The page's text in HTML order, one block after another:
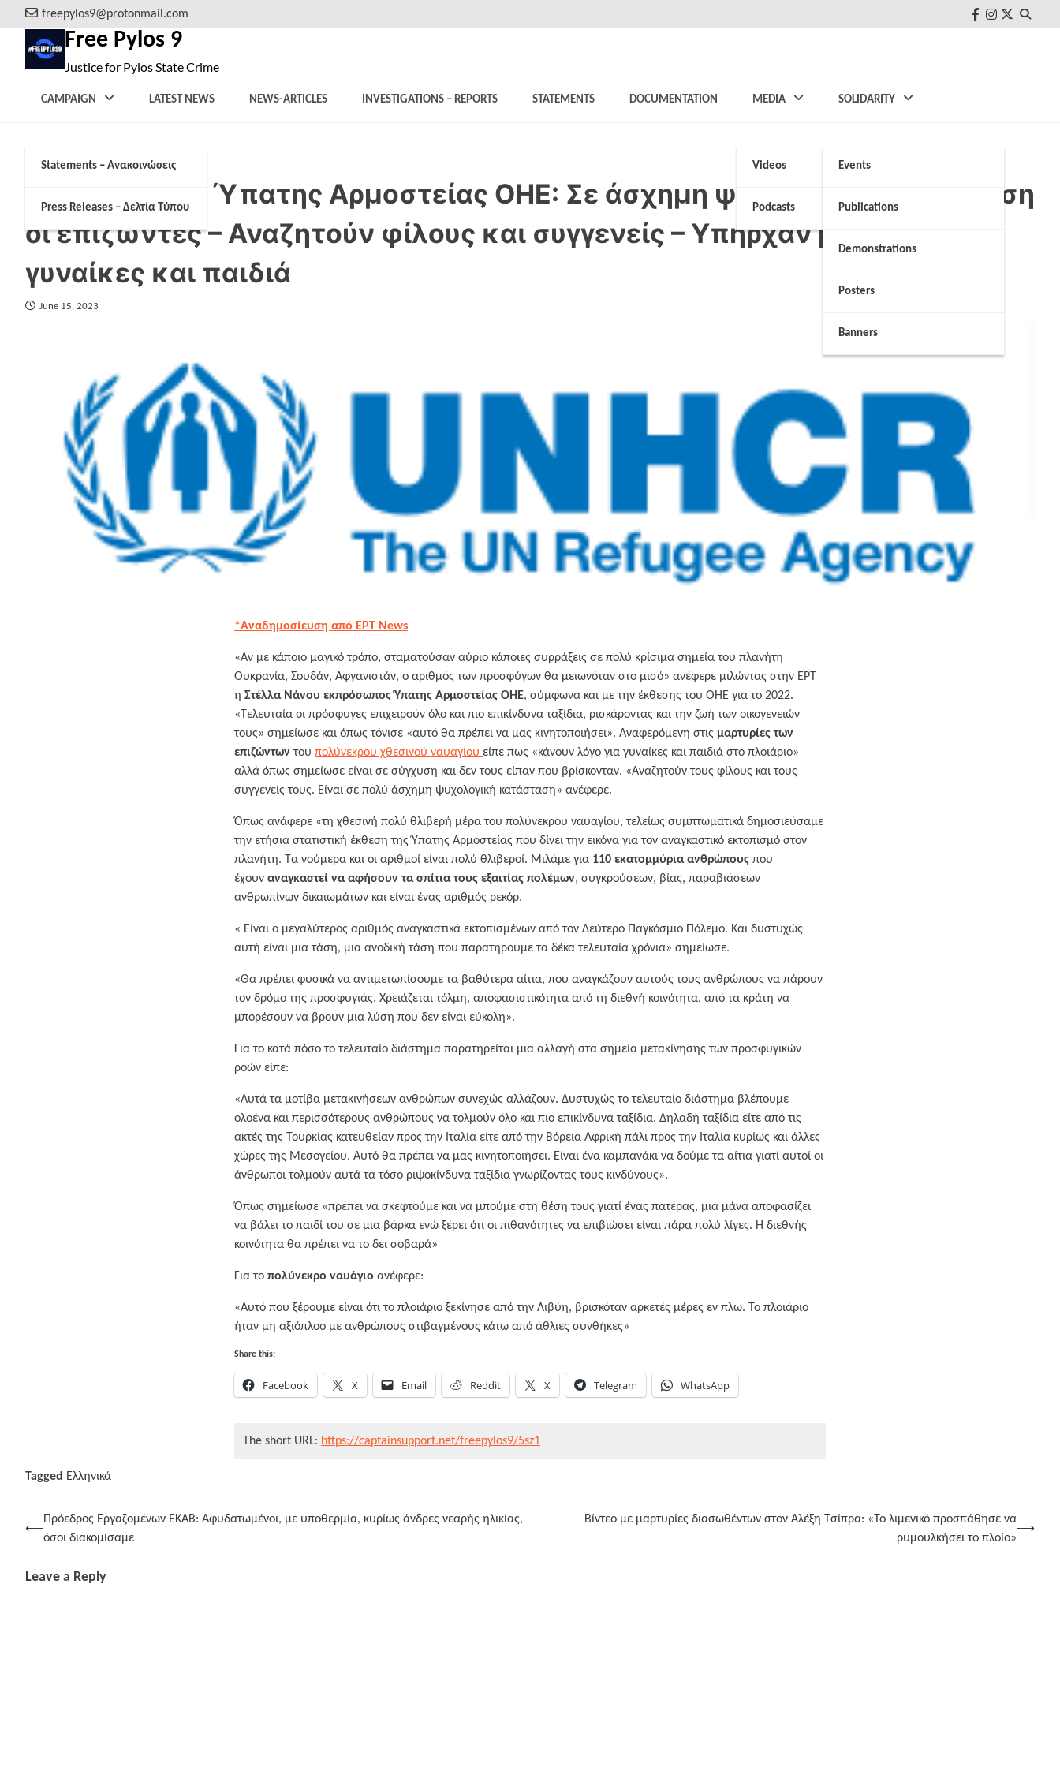
to
content
freepylos9@protonmail.com
FB Instagram
Twitter
Free Pylos 9
Justice for Pylos State Crime
CAMPAIGN
Statements – Ανακοινώσεις
Press Releases – Δελτία Τύπου
LATEST NEWS NEWS-ARTICLES INVESTIGATIONS – REPORTS STATEMENTS DOCUMENTATION MEDIA
Videos
Podcasts
SOLIDARITY
Events
Publications
Demonstrations
Posters
Banners
Εκπρόσωπος Ύπατης Αρμοστείας ΟΗΕ: Σε άσχημη ψυχολογική κατάσταση
οι επιζώντες – Αναζητούν φίλους και συγγενείς – Υπήρχαν μαζί τους
γυναίκες και παιδιά
June 15, 2023
*Αναδημοσίευση από ΕΡΤ News
«Αν με κάποιο μαγικό τρόπο, σταματούσαν αύριο κάποιες συρράξεις σε πολύ κρίσιμα σημεία του πλανήτη
Ουκρανία, Σουδάν, Αφγανιστάν, ο αριθμός των προσφύγων θα μειωνόταν στο μισό» ανέφερε μιλώντας στην ΕΡΤ
η Στέλλα Νάνου εκπρόσωπος Ύπατης Αρμοστείας ΟΗΕ, σύμφωνα και με την έκθεσης του ΟΗΕ για το 2022.
«Τελευταία οι πρόσφυγες επιχειρούν όλο και πιο επικίνδυνα ταξίδια, ρισκάροντας και την ζωή των οικογενειών
τους» σημείωσε και όπως τόνισε «αυτό θα πρέπει να μας κινητοποιήσει». Αναφερόμενη στις μαρτυρίες των
επιζώντωντου πολύνεκρου χθεσινού ναυαγίου είπε πως «κάνουν λόγο για γυναίκες και παιδιά στο πλοιάριο»
αλλά όπως σημείωσε είναι σε σύγχυση και δεν τους είπαν που βρίσκονταν. «Αναζητούν τους φίλους και τους
συγγενείς τους. Είναι σε πολύ άσχημη ψυχολογική κατάσταση» ανέφερε.
Όπως ανάφερε «τη χθεσινή πολύ θλιβερή μέρα του πολύνεκρου ναυαγίου, τελείως συμπτωματικά δημοσιεύσαμε
την ετήσια στατιστική έκθεση της Ύπατης Αρμοστείας που δίνει την εικόνα για τον αναγκαστικό εκτοπισμό στον
πλανήτη. Τα νούμερα και οι αριθμοί είναι πολύ θλιβεροί. Μιλάμε για 110 εκατομμύρια ανθρώπους που
έχουν αναγκαστεί να αφήσουν τα σπίτια τους εξαιτίας πολέμων, συγκρούσεων, βίας, παραβιάσεων
ανθρωπίνων δικαιωμάτων και είναι ένας αριθμός ρεκόρ.
« Είναι ο μεγαλύτερος αριθμός αναγκαστικά εκτοπισμένων από τον Δεύτερο Παγκόσμιο Πόλεμο. Και δυστυχώς
αυτή είναι μια τάση, μια ανοδική τάση που παρατηρούμε τα δέκα τελευταία χρόνια» σημείωσε.
«Θα πρέπει φυσικά να αντιμετωπίσουμε τα βαθύτερα αίτια, που αναγκάζουν αυτούς τους ανθρώπους να πάρουν
τον δρόμο της προσφυγιάς. Χρειάζεται τόλμη, αποφασιστικότητα από τη διεθνή κοινότητα, από τα κράτη να
μπορέσουν να βρουν μια λύση που δεν είναι εύκολη».
Για το κατά πόσο το τελευταίο διάστημα παρατηρείται μια αλλαγή στα σημεία μετακίνησης των προσφυγικών
ροών είπε:
«Αυτά τα μοτίβα μετακινήσεων ανθρώπων συνεχώς αλλάζουν. Δυστυχώς το τελευταίο διάστημα βλέπουμε
ολοένα και περισσότερους ανθρώπους να τολμούν όλο και πιο επικίνδυνα ταξίδια. Δηλαδή ταξίδια είτε από τις
ακτές της Τουρκίας κατευθείαν προς την Ιταλία είτε από την Βόρεια Αφρική πάλι προς την Ιταλία κυρίως και άλλες
χώρες της Μεσογείου. Αυτό θα πρέπει να μας κινητοποιήσει. Είναι ένα καμπανάκι να δούμε τα αίτια γιατί αυτοί οι
άνθρωποι τολμούν αυτά τα τόσο ριψοκίνδυνα ταξίδια γνωρίζοντας τους κινδύνους».
Όπως σημείωσε «πρέπει να σκεφτούμε και να μπούμε στη θέση τους γιατί ένας πατέρας, μια μάνα αποφασίζει
να βάλει το παιδί του σε μια βάρκα ενώ ξέρει ότι οι πιθανότητες να επιβιώσει είναι πάρα πολύ λίγες. Η διεθνής
κοινότητα θα πρέπει να το δει σοβαρά»
Για το πολύνεκρο ναυάγιο ανέφερε:
«Αυτό που ξέρουμε είναι ότι το πλοιάριο ξεκίνησε από την Λιβύη, βρισκόταν αρκετές μέρες εν πλω. Το πλοιάριο
ήταν μη αξιόπλοο με ανθρώπους στιβαγμένους κάτω από άθλιες συνθήκες»
Share this:
Facebook X Email Reddit X Telegram WhatsApp
The short URL: https://captainsupport.net/freepylos9/5sz1
Tagged Ελληνικά
Post
navigation
⟵
Πρόεδρος Εργαζομένων ΕΚΑΒ: Αφυδατωμένοι, με υποθερμία, κυρίως άνδρες νεαρής ηλικίας,
όσοι διακομίσαμε
Βίντεο με μαρτυρίες διασωθέντων στον Αλέξη Τσίπρα: «Το λιμενικό προσπάθησε να
ρυμουλκήσει το πλοίο»
⟶
Leave a Reply